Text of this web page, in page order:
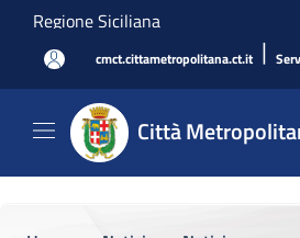
Salta al contenuto principale
Regione Siciliana
cmct.cittametropolitana.ct.it |
Città